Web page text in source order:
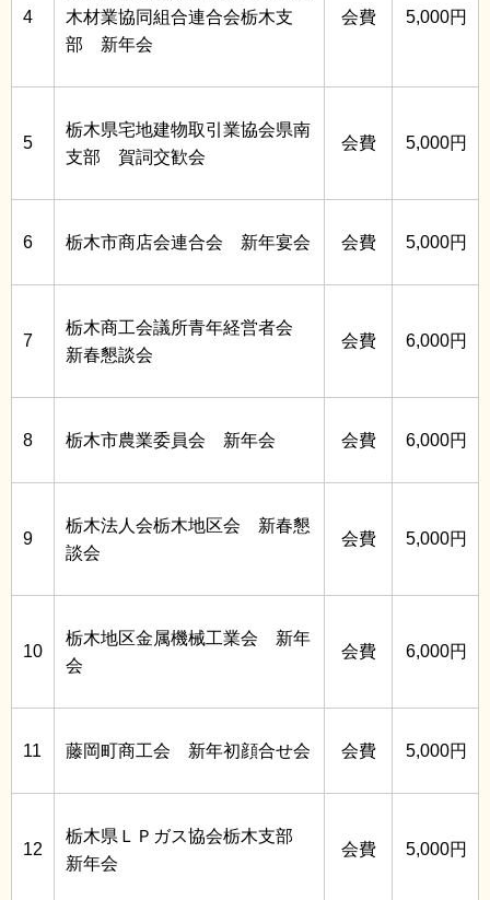
4
木材業協同組合連合会栃木支
部 新年会
会費 5,000円
5
栃木県宅地建物取引業協会県南
支部 賀詞交歓会
会費 5,000円
6 栃木市商店会連合会 新年宴会 会費 5,000円
7
栃木商工会議所青年経営者会
新春懇談会
会費 6,000円
8 栃木市農業委員会 新年会 会費 6,000円
9
栃木法人会栃木地区会 新春懇
談会
会費 5,000円
10
栃木地区金属機械工業会 新年
会
会費 6,000円
11 藤岡町商工会 新年初顔合せ会 会費 5,000円
12
栃木県ＬＰガス協会栃木支部
新年会
会費 5,000円